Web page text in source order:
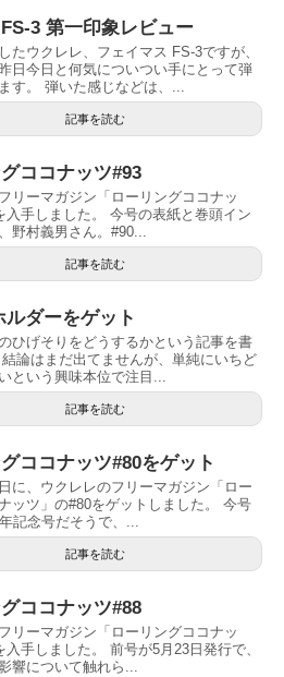
3 第一印象レビュー
たウクレレ、フェイマス FS-3ですが、
日今日と何気についつい手にとって弾
す。 弾いた感じなどは、...
記事を読む
ココナッツ#93
リーマガジン「ローリングココナッ
入手しました。 今号の表紙と巻頭イン
野村義男さん。#90...
記事を読む
ルダーをゲット
ひげそりをどうするかという記事を書
論はまだ出てませんが、単純にいちど
という興味本位で注目...
記事を読む
ココナッツ#80をゲット
に、ウクレレのフリーマガジン「ロー
ッツ」の#80をゲットしました。 今号
記念号だそうで、...
記事を読む
ココナッツ#88
リーマガジン「ローリングココナッ
入手しました。 前号が5月23日発行で、
響について触れら...